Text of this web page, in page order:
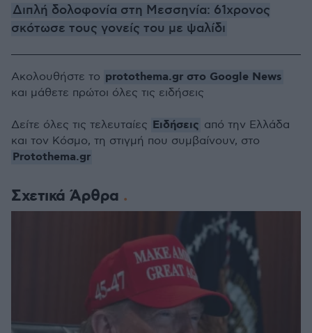
Διπλή δολοφονία στη Μεσσηνία: 61χρονος
σκότωσε τους γονείς του με ψαλίδι
Σχετικά Άρθρα
Ακολουθήστε το protothema.gr στο Google News
και μάθετε πρώτοι όλες τις ειδήσεις
Δείτε όλες τις τελευταίες Ειδήσεις από την Ελλάδα
και τον Κόσμο, τη στιγμή που συμβαίνουν, στο
Protothema.gr